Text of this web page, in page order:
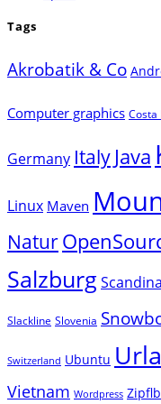
Tags
Akrobatik & Co
Computer graphics Costa
Germany Italy Java
Linux Maven
Natur
Salzburg
Slackline Slovenia
Switzerland Ubuntu
Vietnam Wordpress